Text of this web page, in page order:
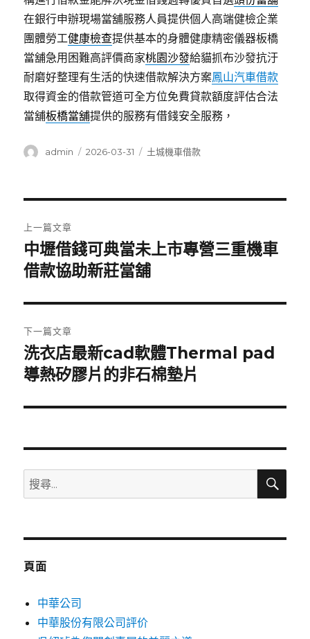
在銀行申辦現場當舖服務人員提供個人高端健檢企業
團體勞工健康檢查提供基本的身體健康精密儀器板橋
當舖急用困難高評價商家桃園沙發給貓抓布沙發抗汙
耐磨好整理有生活的快速借款解決方案鳳山汽車借款
取得資金的借款管道可全方位免費貸款額度評估合法
當舖板橋當舖提供的服務有借錢安全服務，
作
admin
發
2026-03-31
分
土城機車借款
章
導
覽
上一篇文章
上
一
文
章:
中壢借錢可典當未上市專營三重機車
借款協助新莊當舖
下一篇文章
下
一
文
洗衣店最新cad軟體Thermal pad
導熱矽膠片的非石棉墊片
搜
尋
鍵
搜
頁面
中華公司
中華股份有限公司評价